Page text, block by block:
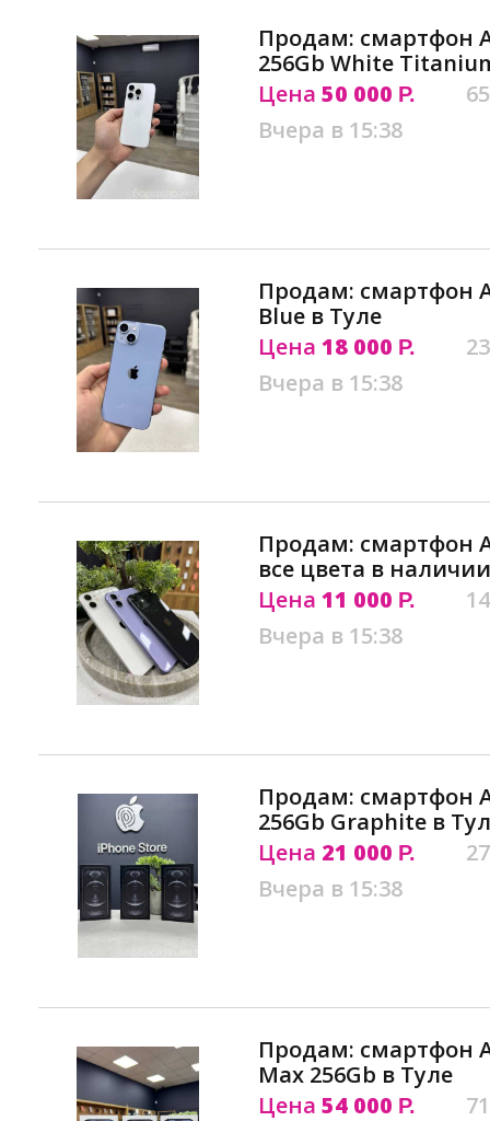
Продам: смартфон
256Gb White
Цена 50 000 Р.
Вчера в 15:38
Продам: смартфон
Blue в Туле
Цена 18 000 Р.
Вчера в 15:38
Продам: смартфон
все цвета в
Цена 11 000 Р.
Вчера в 15:38
Продам: смартфон
256Gb Graphite в
Цена 21 000 Р.
Вчера в 15:38
Продам: смартфон
Max 256Gb в Туле
Цена 54 000 Р.